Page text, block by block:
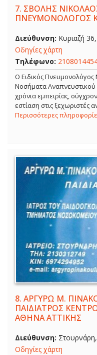
7. ΣΒΟΛΗΣ
ΠΝΕΥΜΟΝΟΛΟΓΟΣ
Διεύθυνση: Κυριαζή
Οδηγίες χάρτη
Τηλέφωνο:
O Ειδικός Πνευμονολόγος
Νοσήματα
χρόνια εμπειρίας,
εστίαση στις ξεχωριστές
Περισσότερες
8. ΑΡΓΥΡΩ Μ.
ΠΑΙΔΙΑΤΡΟΣ
ΑΘΗΝΑ ΑΤΤΙΚΗΣ
Διεύθυνση:
Οδηγίες χάρτη